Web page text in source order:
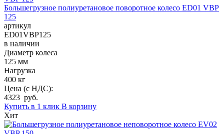
Большегрузное полиуретановое поворотное колесо ED01 VBP
125
артикул
ED01VBP125
в наличии
Диаметр колеса
125 мм
Нагрузка
400 кг
Цена (с НДС):
4323 руб.
Купить в 1 клик В корзину
Хит